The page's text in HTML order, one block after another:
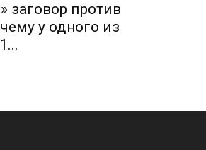
заговор против
у одного из